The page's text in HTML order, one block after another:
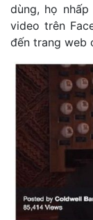
dùng, họ
video trên
đến trang web